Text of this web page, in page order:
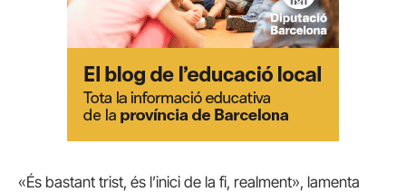
«És bastant trist, és l’inici de la fi, realment», lamenta